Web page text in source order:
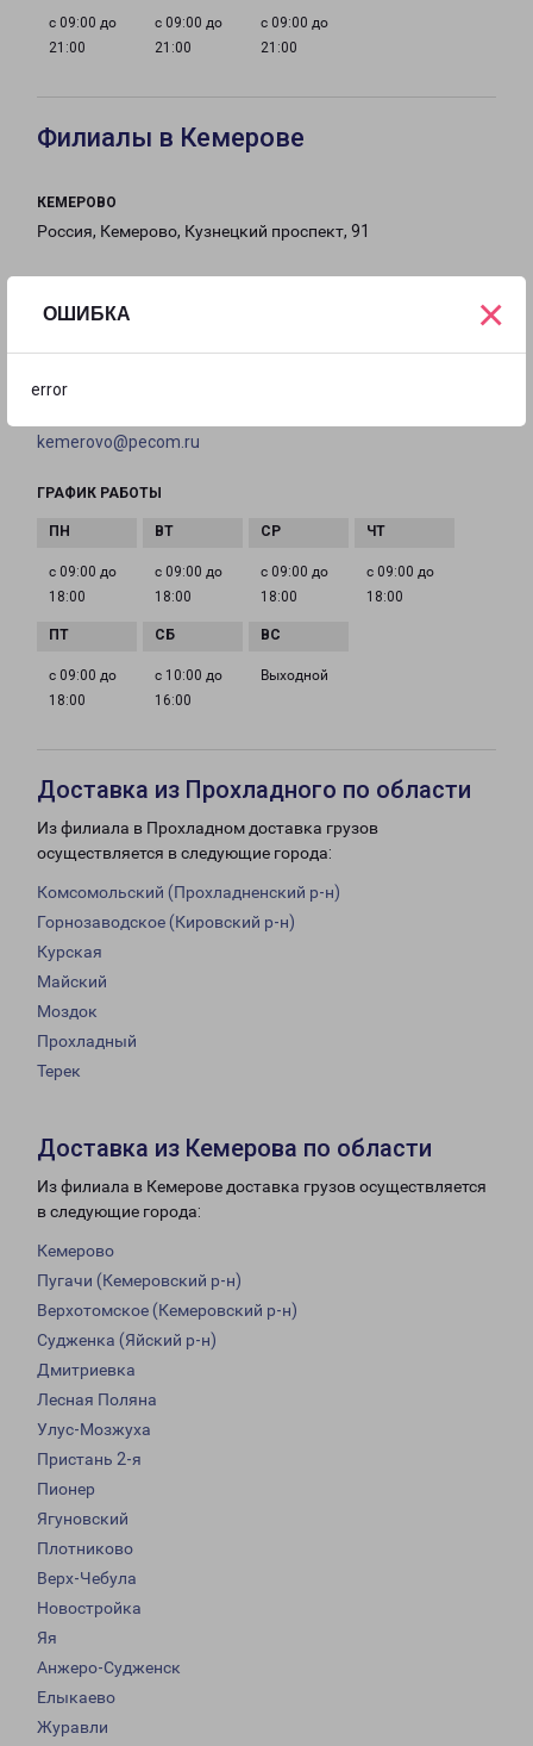
ОШИБКА
error
×
с 09:00 до
21:00
с 09:00 до
21:00
с 09:00 до
21:00
Филиалы в Кемерове
КЕМЕРОВО
Россия, Кемерово, Кузнецкий проспект, 91
kemerovo@pecom.ru
ГРАФИК РАБОТЫ
с 09:00 до
18:00
с 09:00 до
18:00
с 09:00 до
18:00
с 09:00 до
18:00
с 09:00 до
18:00
с 10:00 до
16:00
Выходной
Доставка из Прохладного по области
Из филиала в Прохладном доставка грузов
осуществляется в следующие города:
Комсомольский (Прохладненский р-н)
Горнозаводское (Кировский р-н)
Курская
Майский
Моздок
Прохладный
Терек
Доставка из Кемерова по области
Из филиала в Кемерове доставка грузов осуществляется
в следующие города:
Кемерово
Пугачи (Кемеровский р-н)
Верхотомское (Кемеровский р-н)
Судженка (Яйский р-н)
Дмитриевка
Лесная Поляна
Улус-Мозжуха
Пристань 2-я
Пионер
Ягуновский
Плотниково
Верх-Чебула
Новостройка
Яя
Анжеро-Судженск
Елыкаево
Журавли